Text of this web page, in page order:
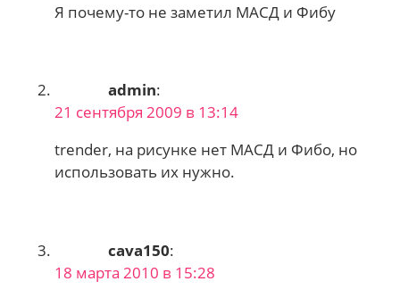
Я почему-то не заметил МАСД и Фибу
admin:
21 сентября 2009 в 13:14
trender, на рисунке нет МАСД и Фибо, но
использовать их нужно.
cava150:
18 марта 2010 в 15:28